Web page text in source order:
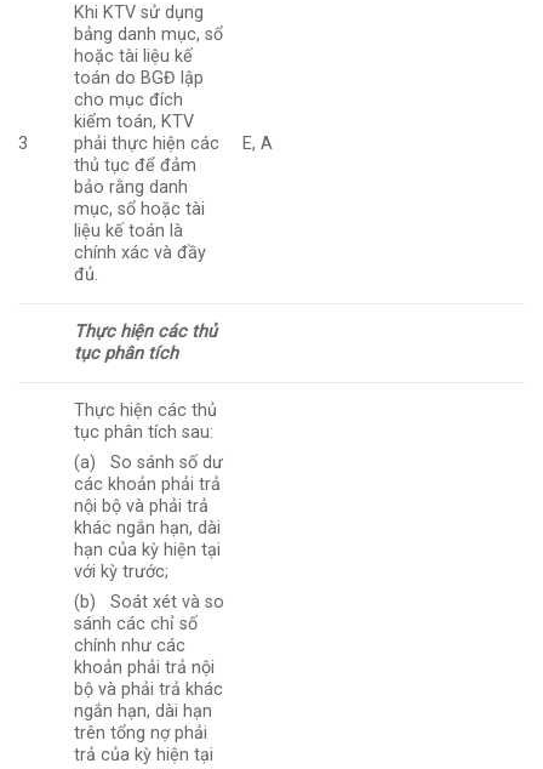
3
Khi KTV sử dụng
bảng danh mục, sổ
hoặc tài liệu kế
toán do BGĐ lập
cho mục đích
kiểm toán, KTV
phải thực hiện các
thủ tục để đảm
bảo rằng danh
mục, sổ hoặc tài
liệu kế toán là
chính xác và đầy
đủ.
E, A
Thực hiện các thủ
tục phân tích
Thực hiện các thủ
tục phân tích sau:
(a) So sánh số dư
các khoản phải trả
nội bộ và phải trả
khác ngắn hạn, dài
hạn của kỳ hiện tại
với kỳ trước;
(b) Soát xét và so
sánh các chỉ số
chính như các
khoản phải trả nội
bộ và phải trả khác
ngắn hạn, dài hạn
trên tổng nợ phải
trả của kỳ hiện tại